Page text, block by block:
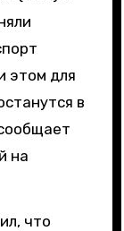
этом для
в
на
что